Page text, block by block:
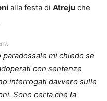
alla festa di Atreju che
mi chiedo se
con sentenze
interrogati davvero sulle
Sono certa che la